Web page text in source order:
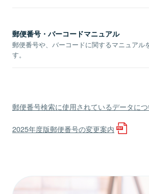
郵便番号・バーコードマニュアル
郵便番号や、バーコードに関するマニュアル
す。
郵便番号検索に使用されているデータに
2025年度版郵便番号の変更案内